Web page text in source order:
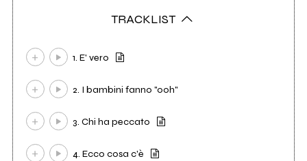
TRACKLIST
1. E' vero
2. I bambini fanno "ooh"
3. Chi ha peccato
4. Ecco cosa c'è